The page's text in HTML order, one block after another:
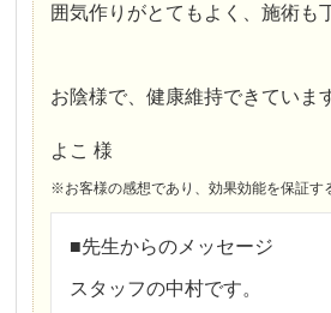
囲気作りがとてもよく、施術も
お陰様で、健康維持できていま
よこ 様
※お客様の感想であり、効果効能を保証す
■先生からのメッセージ
スタッフの中村です。